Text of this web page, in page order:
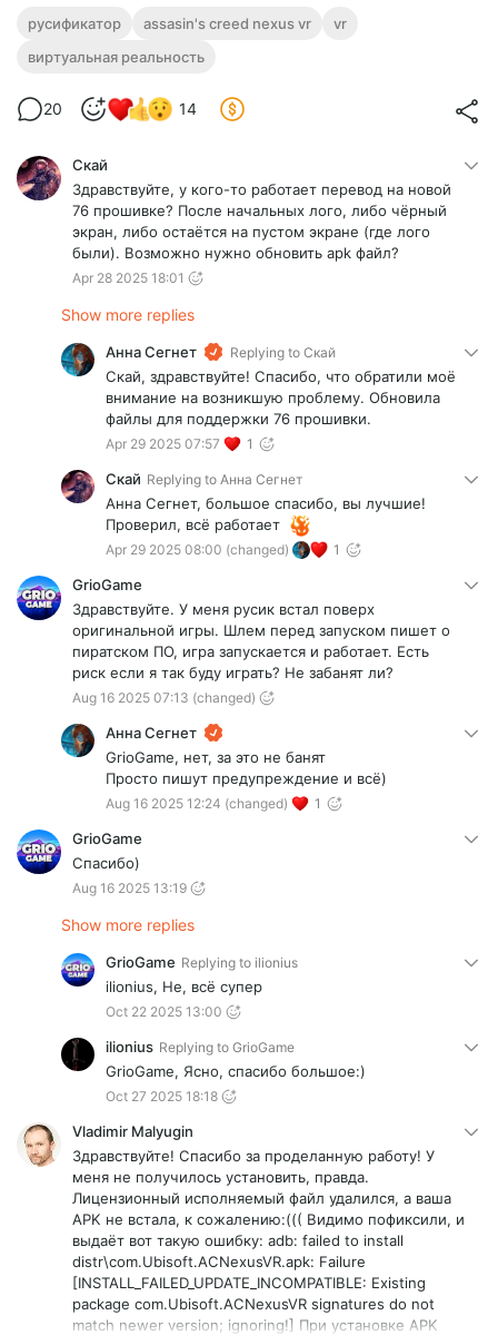
русификатор assasin's creed nexus vr
vr
виртуальная реальность
20 14
Скай
Здравствуйте, у кого-то работает перевод на новой
76 прошивке? После начальных лого, либо чёрный
экран, либо остаётся на пустом экране (где лого
были). Возможно нужно обновить apk файл?
Apr 28 2025 18:01
Show more replies
Анна Сегнет Replying to Скай
Скай, здравствуйте! Спасибо, что обратили моё
внимание на возникшую проблему. Обновила
файлы для поддержки 76 прошивки.
Apr 29 2025 07:57 1
Скай Replying to Анна Сегнет
Анна Сегнет, большое спасибо, вы лучшие!
Проверил, всё работает
Apr 29 2025 08:00 (changed) 1
GrioGame
Здравствуйте. У меня русик встал поверх
оригинальной игры. Шлем перед запуском пишет о
пиратском ПО, игра запускается и работает. Есть
риск если я так буду играть? Не забанят ли?
Aug 16 2025 07:13 (changed)
Анна Сегнет
GrioGame, нет, за это не банят
Просто пишут предупреждение и всё)
Aug 16 2025 12:24 (changed) 1
GrioGame
Спасибо)
Aug 16 2025 13:19
Show more replies
GrioGame Replying to ilionius
ilionius, Не, всё супер
Oct 22 2025 13:00
ilionius Replying to GrioGame
GrioGame, Ясно, спасибо большое:)
Oct 27 2025 18:18
Vladimir Malyugin
Здравствуйте! Спасибо за проделанную работу! У
меня не получилось установить, правда.
Лицензионный исполняемый файл удалился, а ваша
APK не встала, к сожалению:((( Видимо пофиксили, и
выдаёт вот такую ошибку: adb: failed to install
distr\com.Ubisoft.ACNexusVR.apk: Failure
[INSTALL_FAILED_UPDATE_INCOMPATIBLE: Existing
package com.Ubisoft.ACNexusVR signatures do not
match newer version; ignoring!] При установке APK